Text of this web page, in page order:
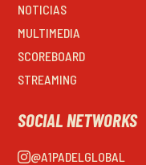
NOTICIAS
MULTIMEDIA
SCOREBOARD
STREAMING
SOCIAL NETWORKS
@A1PADELGLOBAL